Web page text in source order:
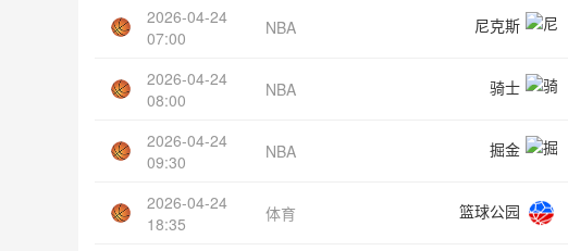
2026-04-24
07:00
NBA 尼克斯
2026-04-24
08:00
NBA 骑士
2026-04-24
09:30
NBA 掘金
2026-04-24
18:35
体育 篮球公园